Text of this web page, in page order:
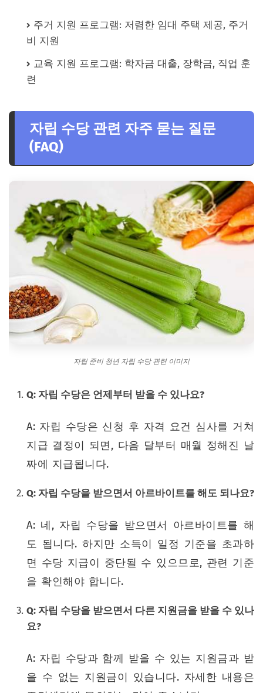
주거 지원 프로그램: 저렴한 임대 주택 제공, 주거
비 지원
교육 지원 프로그램: 학자금 대출, 장학금, 직업 훈
련
자립 수당 관련 자주 묻는 질문
(FAQ)
자립 준비 청년 자립 수당 관련 이미지
Q: 자립 수당은 언제부터 받을 수 있나요?
A: 자립 수당은 신청 후 자격 요건 심사를 거쳐
지급 결정이 되면, 다음 달부터 매월 정해진 날
짜에 지급됩니다.
Q: 자립 수당을 받으면서 아르바이트를 해도 되나요?
A: 네, 자립 수당을 받으면서 아르바이트를 해
도 됩니다. 하지만 소득이 일정 기준을 초과하
면 수당 지급이 중단될 수 있으므로, 관련 기준
을 확인해야 합니다.
Q: 자립 수당을 받으면서 다른 지원금을 받을 수 있나
요?
A: 자립 수당과 함께 받을 수 있는 지원금과 받
을 수 없는 지원금이 있습니다. 자세한 내용은